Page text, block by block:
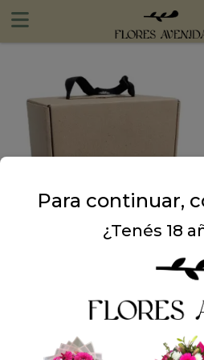
Para continuar,
¿Tenés 18